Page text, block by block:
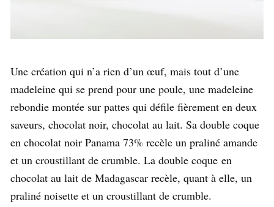
Une création qui n’a rien d’un œuf, mais tout d’une
madeleine qui se prend pour une poule, une madeleine
rebondie montée sur pattes qui défile fièrement en deux
saveurs, chocolat noir, chocolat au lait. Sa double coque
en chocolat noir Panama 73% recèle un praliné amande
et un croustillant de crumble. La double coque en
chocolat au lait de Madagascar recèle, quant à elle, un
praliné noisette et un croustillant de crumble.